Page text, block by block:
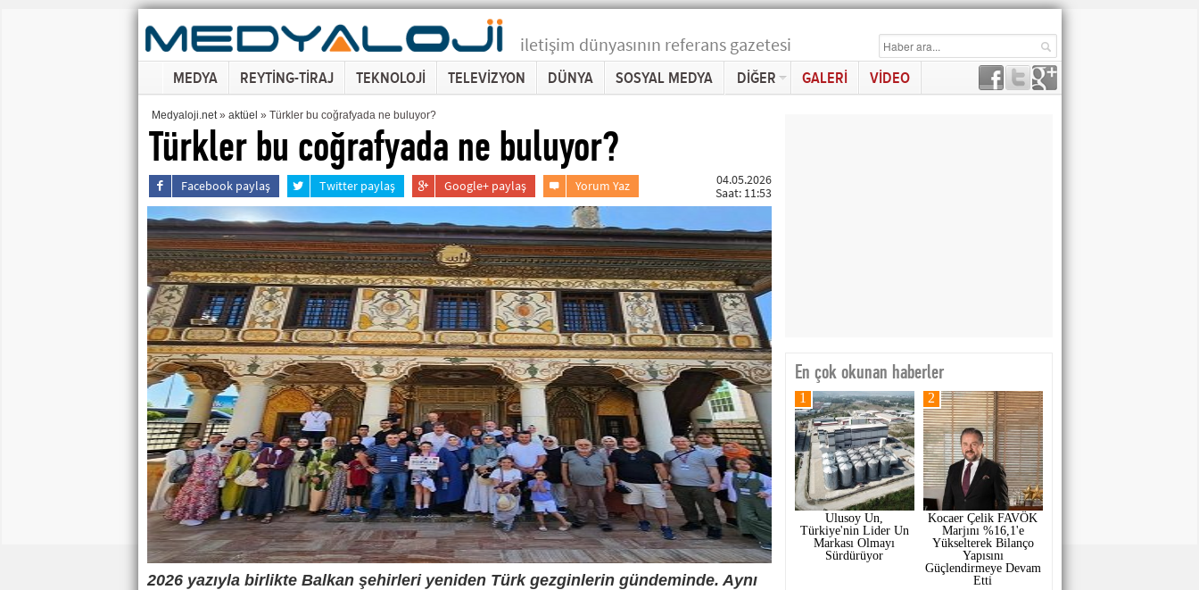
iletişim dünyasının referans gazetesi
MEDYA REYTİNG-TİRAJ TEKNOLOJİ TELEVİZYON DÜNYA SOSYAL MEDYA DİĞER GALERİ VİDEO
Türkler bu coğrafyada ne buluyor?
Medyaloji.net» aktüel » Türkler bu coğrafyada ne buluyor?
Facebook paylaş Twitter paylaş Google+ paylaş Yorum Yaz
04.05.2026
Saat: 11:53
2026 yazıyla birlikte Balkan şehirleri yeniden Türk gezginlerin gündeminde. Aynı
En çok okunan haberler
Ulusoy Un,
Türkiye'nin Lider Un
Markası Olmayı
Sürdürüyor
1
Kocaer Çelik FAVÖK
Marjını %16,1'e
Yükselterek Bilanço
Yapısını
Güçlendirmeye Devam
Etti
2